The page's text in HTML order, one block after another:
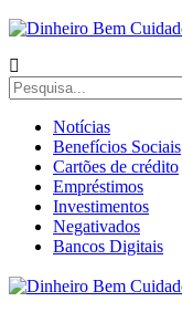
Notícias
Benefícios Sociais
Cartões de crédito
Empréstimos
Investimentos
Negativados
Bancos Digitais